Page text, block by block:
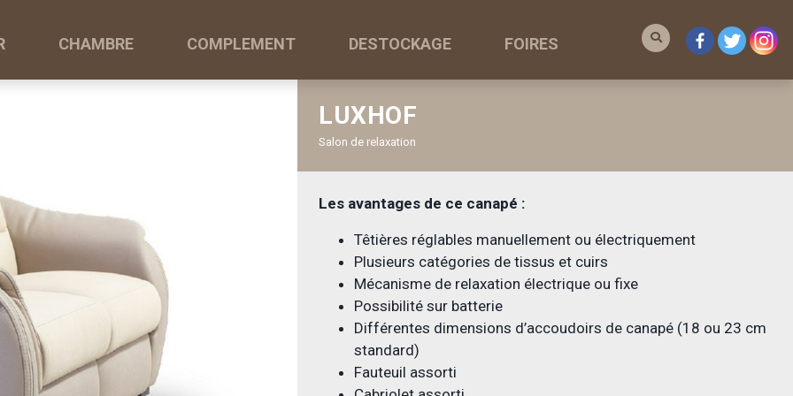
CHAMBRE COMPLEMENT DESTOCKAGE FOIRES
LUXHOF
Salon de relaxation
Les avantages de ce canapé :
Têtières réglables manuellement ou électriquement
Plusieurs catégories de tissus et cuirs
Mécanisme de relaxation électrique ou fixe
Possibilité sur batterie
Différentes dimensions d’accoudoirs de canapé (18 ou 23 cm
standard)
Fauteuil assorti